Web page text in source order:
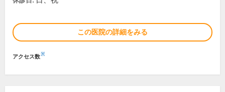
この医院の詳細をみる
アクセス数※